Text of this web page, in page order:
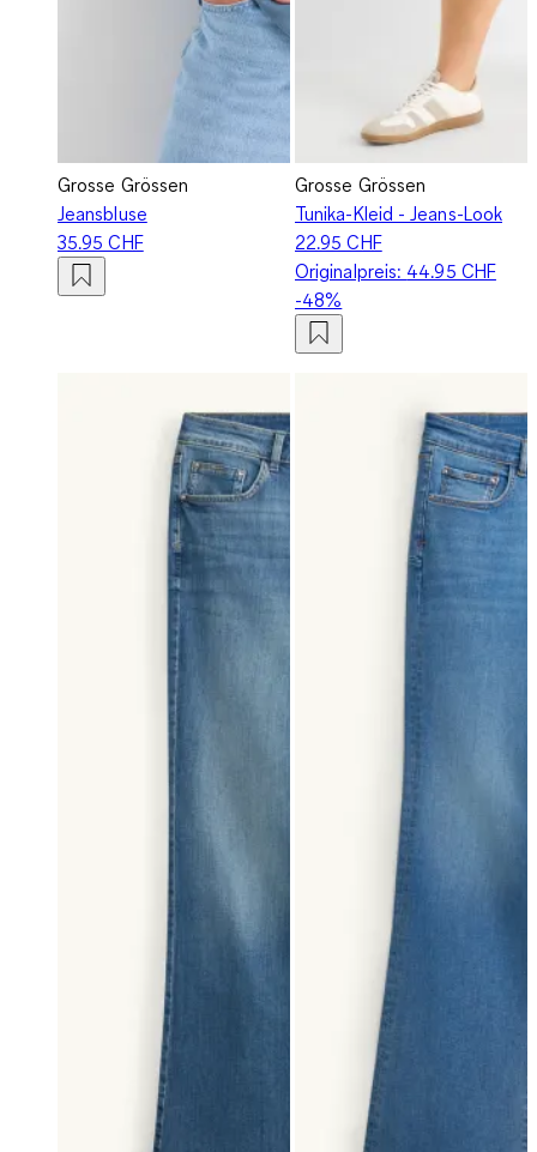
Grosse Grössen
Jeansbluse
35.95 CHF
Grosse Grössen
Tunika-Kleid - Jeans-Look
22.95 CHF
Originalpreis: 44.95 CHF
-48%